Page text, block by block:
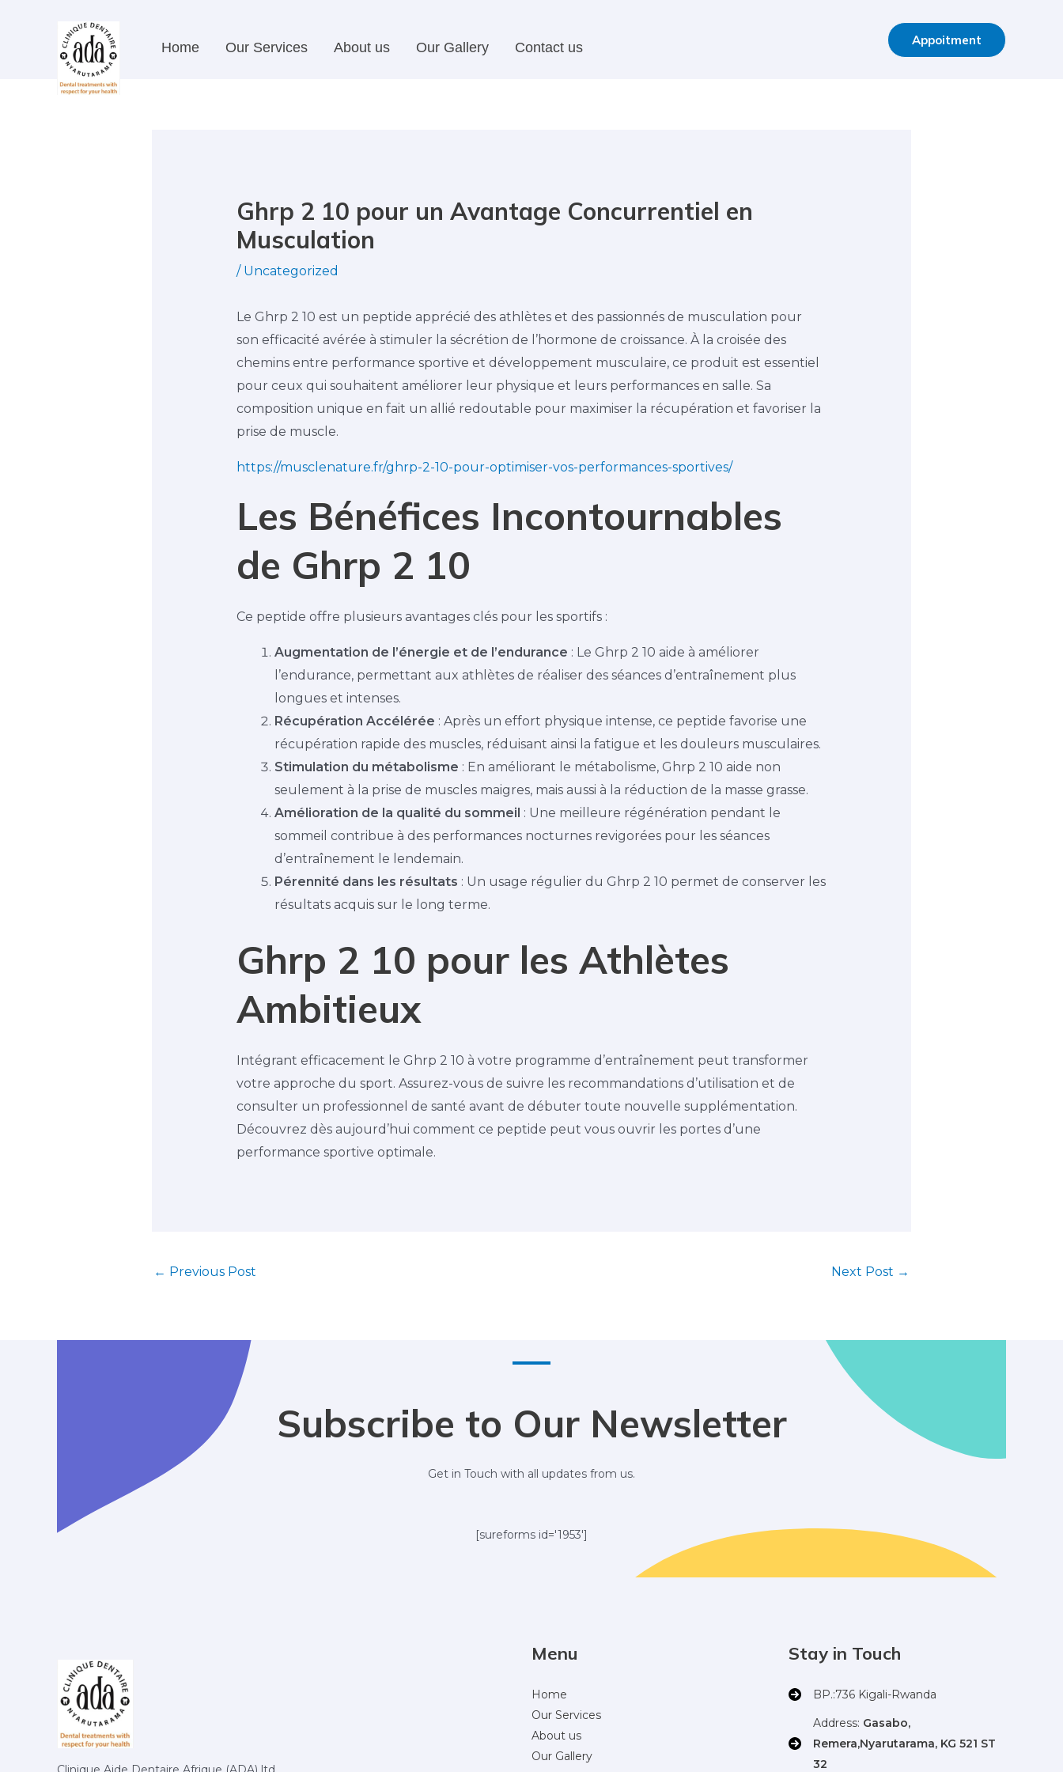
Home Our Services About us Our Gallery Contact us Appoitment
Ghrp 2 10 pour un Avantage Concurrentiel en
Musculation
/ Uncategorized
Le Ghrp 2 10 est un peptide apprécié des athlètes et des passionnés de musculation pour
son efficacité avérée à stimuler la sécrétion de l’hormone de croissance. À la croisée des
chemins entre performance sportive et développement musculaire, ce produit est essentiel
pour ceux qui souhaitent améliorer leur physique et leurs performances en salle. Sa
composition unique en fait un allié redoutable pour maximiser la récupération et favoriser la
prise de muscle.
https://musclenature.fr/ghrp-2-10-pour-optimiser-vos-performances-sportives/
Les Bénéfices Incontournables
de Ghrp 2 10
Ce peptide offre plusieurs avantages clés pour les sportifs :
Augmentation de l’énergie et de l’endurance : Le Ghrp 2 10 aide à améliorer
l’endurance, permettant aux athlètes de réaliser des séances d’entraînement plus
longues et intenses.
Récupération Accélérée : Après un effort physique intense, ce peptide favorise une
récupération rapide des muscles, réduisant ainsi la fatigue et les douleurs musculaires.
Stimulation du métabolisme : En améliorant le métabolisme, Ghrp 2 10 aide non
seulement à la prise de muscles maigres, mais aussi à la réduction de la masse grasse.
Amélioration de la qualité du sommeil : Une meilleure régénération pendant le
sommeil contribue à des performances nocturnes revigorées pour les séances
d’entraînement le lendemain.
Pérennité dans les résultats : Un usage régulier du Ghrp 2 10 permet de conserver les
résultats acquis sur le long terme.
Ghrp 2 10 pour les Athlètes
Ambitieux
Intégrant efficacement le Ghrp 2 10 à votre programme d’entraînement peut transformer
votre approche du sport. Assurez-vous de suivre les recommandations d’utilisation et de
consulter un professionnel de santé avant de débuter toute nouvelle supplémentation.
Découvrez dès aujourd’hui comment ce peptide peut vous ouvrir les portes d’une
performance sportive optimale.
← Previous Post Next Post →
Subscribe to Our Newsletter
Get in Touch with all updates from us.
[sureforms id='1953']
Menu
Home
Our Services
About us
Our Gallery
Stay in Touch
BP.:736 Kigali-Rwanda
Address: Gasabo,
Remera,Nyarutarama, KG 521 ST
32